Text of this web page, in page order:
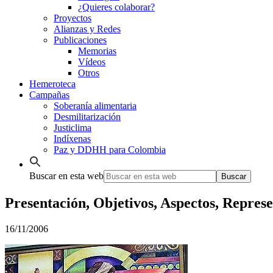
¿Quieres colaborar?
Proyectos
Alianzas y Redes
Publicaciones
Memorias
Vídeos
Otros
Hemeroteca
Campañas
Soberanía alimentaria
Desmilitarización
Justiclima
Indíxenas
Paz y DDHH para Colombia
Buscar en esta web
Presentación, Objetivos, Aspectos,
16/11/2006